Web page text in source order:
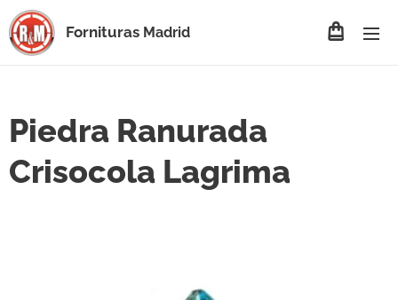
Fornituras Madrid
Piedra Ranurada
Crisocola Lagrima